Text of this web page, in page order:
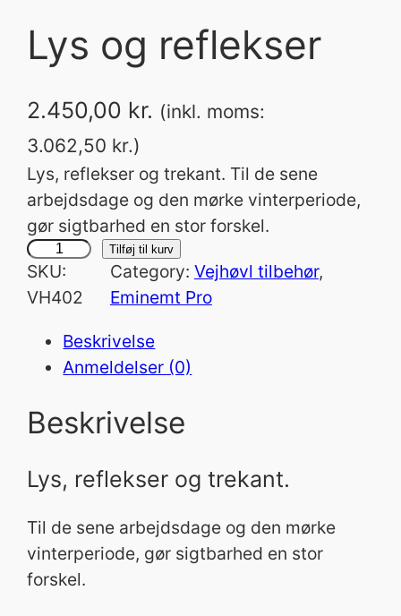
Lys og reflekser
2.450,00 kr. (inkl. moms:
3.062,50 kr.)
Lys, reflekser og trekant. Til de sene
arbejdsdage og den mørke vinterperiode,
gør sigtbarhed en stor forskel.
L
y
s
e
f
e
s
e
r
Tilføj til kurv
SKU:
VH402
Category: Vejhøvl tilbehør
Eminemt Pro
Beskrivelse
Anmeldelser (0)
Beskrivelse
Lys, reflekser og trekant.
Til de sene arbejdsdage og den mørke
vinterperiode, gør sigtbarhed en stor
forskel.